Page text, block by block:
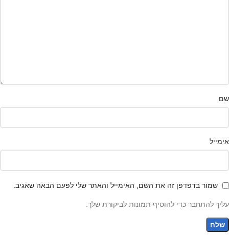
שם
אימייל
שמור בדפדפן זה את השם, האימייל והאתר שלי לפעם הבאה שאגיב.
עליך להתחבר כדי להוסיף תמונות לביקורת שלך.